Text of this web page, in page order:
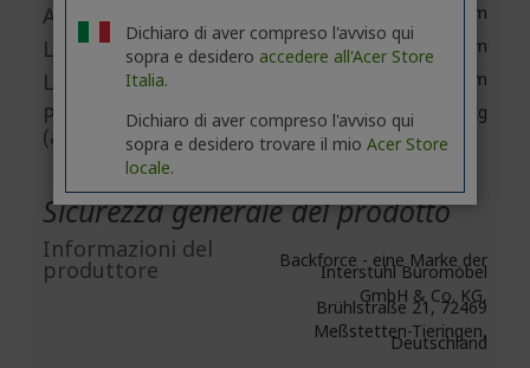
Altezza 130-140 cm
Larghezza 57cm
Lunghezza 73.8 cm
Peso
(approssimativo)
24.2 kg
Sicurezza generale del prodotto
Informazioni del
produttore Backforce - eine Marke der
Interstuhl Büromöbel
GmbH & Co. KG,
Brühlstraße 21, 72469
Meßstetten-Tieringen,
Deutschland
Dichiaro di aver compreso l'avviso qui
sopra e desidero accedere all'Acer Store
Italia.
Dichiaro di aver compreso l'avviso qui
sopra e desidero trovare il mio Acer Store
locale.